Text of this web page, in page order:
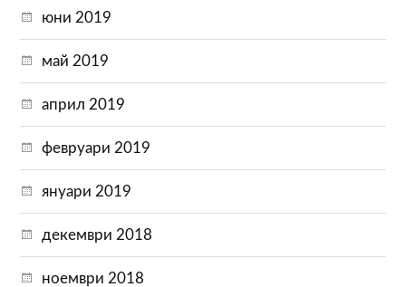
юни 2019
май 2019
април 2019
февруари 2019
януари 2019
декември 2018
ноември 2018